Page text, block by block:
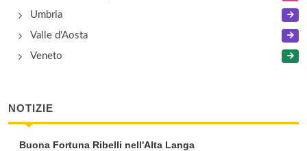
Umbria
Valle d'Aosta
Veneto
NOTIZIE
Buona Fortuna Ribelli nell'Alta Langa